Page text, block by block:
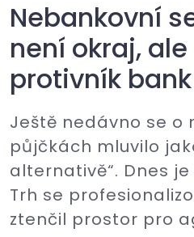
Nebankovní
není okraj,
protivník bank
Ještě nedávno se o
půjčkách mluvilo
alternativě“. Dnes
Trh se
ztenčil prostor pro